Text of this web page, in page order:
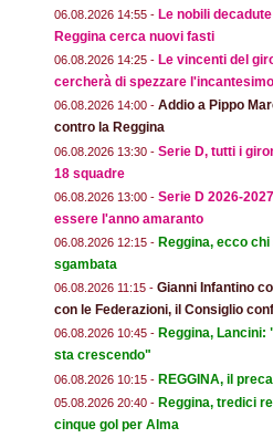
06.08.2026 14:55 - Le nobili
Reggina cerca nuovi fasti
06.08.2026 14:25 - Le vincenti del
cercherà di spezzare
06.08.2026 14:00 - Addio a Pippo
contro la Reggina
06.08.2026 13:30 - Serie D, tutti i
18 squadre
06.08.2026 13:00 - Serie D 2026-
essere l'anno amaranto
06.08.2026 12:15 - Reggina, ecco
sgambata
06.08.2026 11:15 - Gianni Infantino
con le Federazioni, il Consiglio
06.08.2026 10:45 - Reggina, Lancini:
sta crescendo"
06.08.2026 10:15 - REGGINA, il
05.08.2026 20:40 - Reggina, tredici
cinque gol per Alma